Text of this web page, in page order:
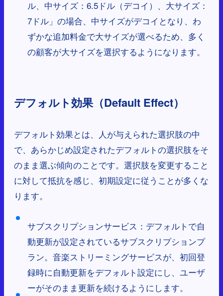
ル、中サイズ：6.5ドル（デコイ）、大サイズ：
7ドル」の場合、中サイズがデコイとなり、わ
ずかな追加料金で大サイズが選べるため、多く
の顧客が大サイズを選択するようになります。
デフォルト効果（Default Effect）
デフォルト効果とは、人が与えられた選択肢の中
で、あらかじめ設定されたデフォルトの選択肢をそ
のまま選ぶ傾向のことです。選択肢を変更すること
に対して抵抗を感じ、初期設定に従うことが多くな
ります。
サブスクリプションサービス：デフォルトで自
動更新が設定されているサブスクリプションプ
ラン。音楽ストリーミングサービスが、初回登
録時に自動更新をデフォルト設定にし、ユーザ
ーがそのまま更新を続けるようにします。